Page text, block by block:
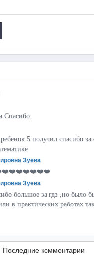
5 получил спасибо за
Зуева
Зуева
большое за гдз ,но было
в практических работах
Последние комментарии